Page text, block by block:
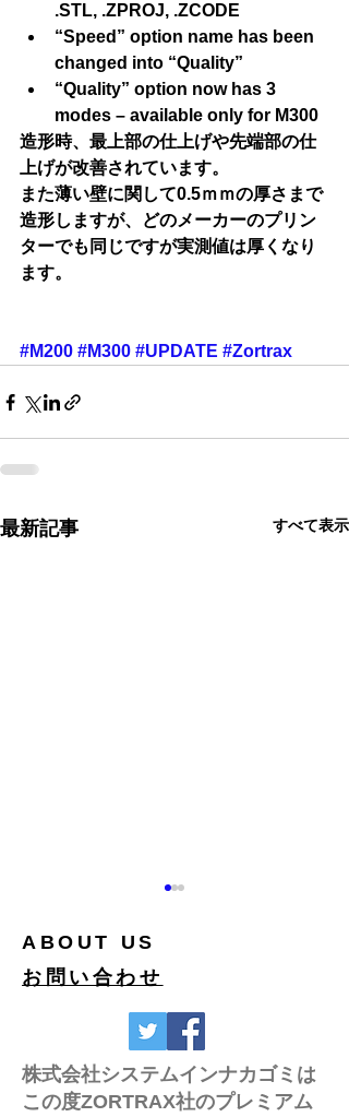
.STL, .ZPROJ, .ZCODE
“Speed” option name has been
changed into “Quality”
“Quality” option now has 3
modes – available only for M300
造形時、最上部の仕上げや先端部の仕
上げが改善されています。
また薄い壁に関して0.5ｍｍの厚さまで
造形しますが、どのメーカーのプリン
ターでも同じですが実測値は厚くなり
ます。
#M200 #M300 #UPDATE #Zortrax
最新記事 すべて表示
High Temp PLA 耐熱テ
スト
ABOUT US
お問い合わせ
株式会社システムインナカゴミは
この度ZORTRAX社のプレミアム